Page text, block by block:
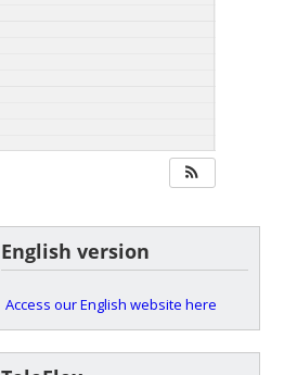
English version
Access our English website here